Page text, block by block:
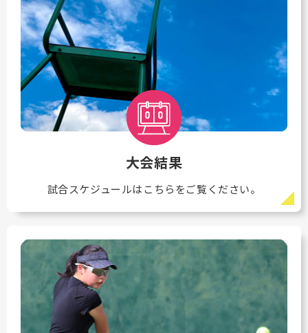
大会結果
試合スケジュールはこちらをご覧ください。